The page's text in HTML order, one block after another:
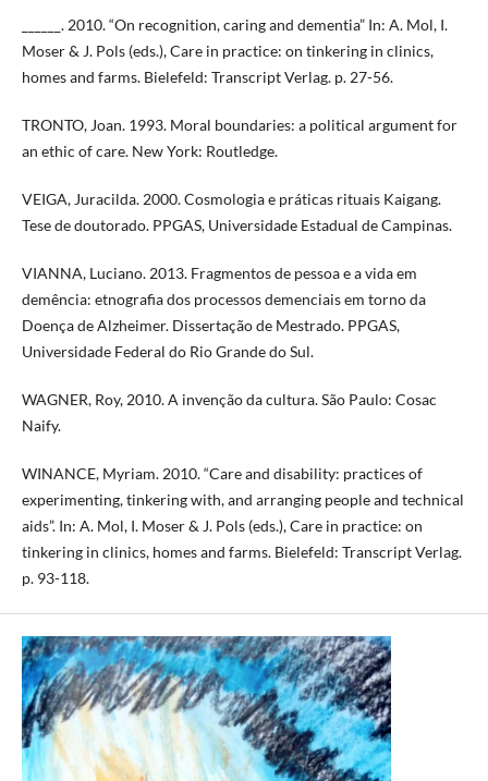
______. 2010. “On recognition, caring and dementia” In: A. Mol, I.
Moser & J. Pols (eds.), Care in practice: on tinkering in clinics,
homes and farms. Bielefeld: Transcript Verlag. p. 27-56.
TRONTO, Joan. 1993. Moral boundaries: a political argument for
an ethic of care. New York: Routledge.
VEIGA, Juracilda. 2000. Cosmologia e práticas rituais Kaigang.
Tese de doutorado. PPGAS, Universidade Estadual de Campinas.
VIANNA, Luciano. 2013. Fragmentos de pessoa e a vida em
demência: etnografia dos processos demenciais em torno da
Doença de Alzheimer. Dissertação de Mestrado. PPGAS,
Universidade Federal do Rio Grande do Sul.
WAGNER, Roy, 2010. A invenção da cultura. São Paulo: Cosac
Naify.
WINANCE, Myriam. 2010. “Care and disability: practices of
experimenting, tinkering with, and arranging people and technical
aids”. In: A. Mol, I. Moser & J. Pols (eds.), Care in practice: on
tinkering in clinics, homes and farms. Bielefeld: Transcript Verlag.
p. 93-118.